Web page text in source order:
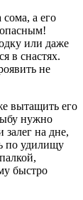
а его
или даже
в снастях.
не
вытащить его
нужно
на дне,
по удилищу
быстро